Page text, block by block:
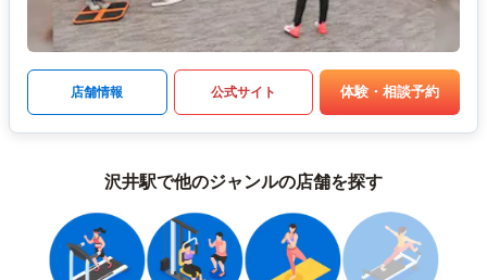
店舗情報 公式サイト 体験・相談予約
沢井駅で他のジャンルの店舗を探す